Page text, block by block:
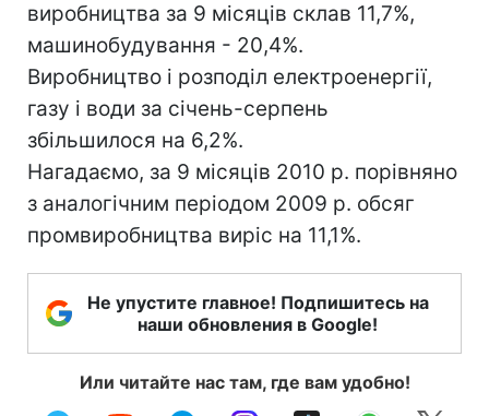
виробництва за 9 місяців склав 11,7%,
машинобудування - 20,4%.
Виробництво і розподіл електроенергії,
газу і води за січень-серпень
збільшилося на 6,2%.
Нагадаємо, за 9 місяців 2010 р. порівняно
з аналогічним періодом 2009 р. обсяг
промвиробництва виріс на 11,1%.
Не упустите главное! Подпишитесь на
наши обновления в Google!
Или читайте нас там, где вам удобно!